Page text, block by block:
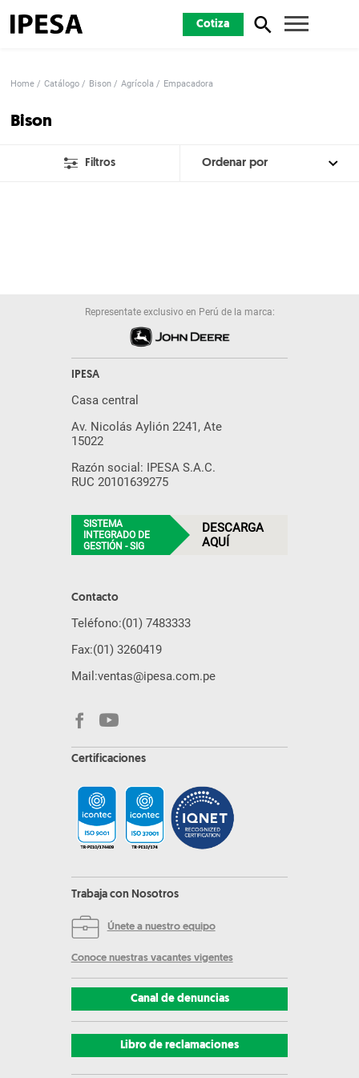
Cotiza
Home Catálogo Bison Agrícola Empacadora
Bison
Filtros
Representate exclusivo en Perú de la marca:
IPESA
Casa central
Av. Nicolás Aylión 2241, Ate
15022
Razón social: IPESA S.A.C.
RUC 20101639275
SISTEMA
INTEGRADO DE
GESTIÓN - SIG
DESCARGA
AQUÍ
Contacto
Teléfono:(01) 7483333
Fax:(01) 3260419
Mail:ventas@ipesa.com.pe
Certificaciones
Trabaja con Nosotros
Únete a nuestro equipo
Conoce nuestras vacantes vigentes
Canal de denuncias
Libro de reclamaciones